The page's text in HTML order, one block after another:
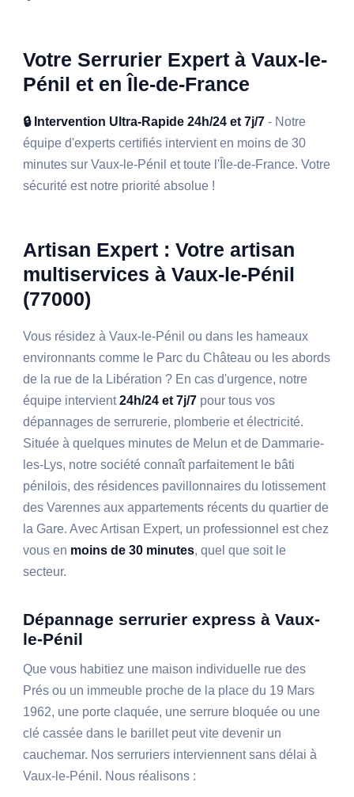
Votre Serrurier Expert à Vaux-le-
Pénil et en Île-de-France
🔒 Intervention Ultra-Rapide 24h/24 et 7j/7 - Notre
équipe d'experts certifiés intervient en moins de 30
minutes sur Vaux-le-Pénil et toute l'Île-de-France. Votre
sécurité est notre priorité absolue !
Artisan Expert : Votre artisan
multiservices à Vaux-le-Pénil
(77000)
Vous résidez à Vaux-le-Pénil ou dans les hameaux
environnants comme le Parc du Château ou les abords
de la rue de la Libération ? En cas d'urgence, notre
équipe intervient24h/24 et 7j/7 pour tous vos
dépannages de serrurerie, plomberie et électricité.
Située à quelques minutes de Melun et de Dammarie-
les-Lys, notre société connaît parfaitement le bâti
pénilois, des résidences pavillonnaires du lotissement
des Varennes aux appartements récents du quartier de
la Gare. Avec Artisan Expert, un professionnel est chez
vous en moins de 30 minutes, quel que soit le
secteur.
Dépannage serrurier express à Vaux-
le-Pénil
Que vous habitiez une maison individuelle rue des
Prés ou un immeuble proche de la place du 19 Mars
1962, une porte claquée, une serrure bloquée ou une
clé cassée dans le barillet peut vite devenir un
cauchemar. Nos serruriers interviennent sans délai à
Vaux-le-Pénil. Nous réalisons :